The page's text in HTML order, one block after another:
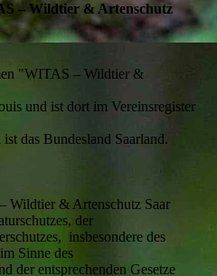
– Wildtier & Artenschutz
"WITAS – Wildtier &
und ist dort im Vereinsregister
das Bundesland Saarland.
Wildtier & Artenschutz Saar
der
insbesondere des
Sinne des
der entsprechenden Gesetze